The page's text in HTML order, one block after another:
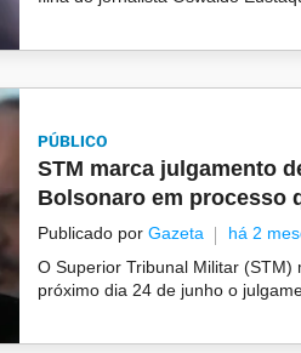
PÚBLICO
STM marca julgamento
Bolsonaro em processo
Publicado porGazeta
há 2
O Superior Tribunal Militar (STM)
próximo dia 24 de junho o